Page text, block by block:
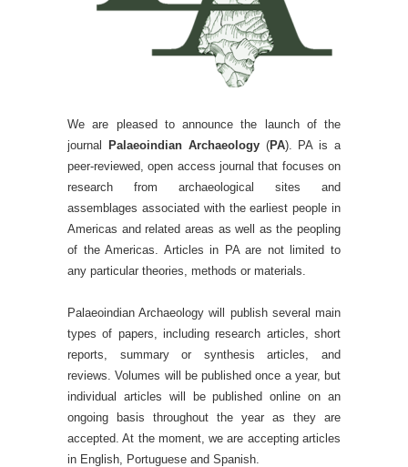
We are pleased to announce the launch of the
journal
Palaeoindian Archaeology(PA). PA is a
peer-reviewed, open access journal that focuses on
research from archaeological sites and
assemblages associated with the earliest people in
Americas and related areas as well as the peopling
of the Americas. Articles in PA are not limited to
any particular theories, methods or materials.
Palaeoindian Archaeology will publish several main
types of papers, including research articles, short
reports, summary or synthesis articles, and
reviews. Volumes will be published once a year, but
individual articles will be published online on an
ongoing basis throughout the year as they are
accepted. At the moment, we are accepting articles
in English, Portuguese and Spanish.